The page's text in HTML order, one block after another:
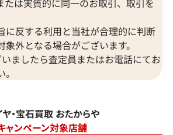
に反する利用と当社が合理的に判断
外となる場合がございます。
ましたら査定員またはお電話にてお
・宝石買取 おたからや
ャンペーン対象店舗